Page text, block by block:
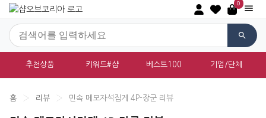
0
추천상품 키워드#샵 베스트100 기업/단체
홈 › 리뷰 › 민속 메모자석집게 4P-장군 리뷰